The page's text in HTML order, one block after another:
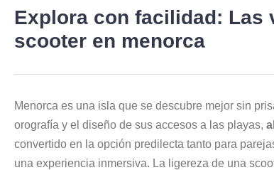
Explora con facilidad: Las
scooter en menorca
Menorca es una isla que se descubre mejor sin
orografía y el diseño de sus accesos a las playas,
convertido en la opción predilecta tanto para
una experiencia inmersiva. La ligereza de una